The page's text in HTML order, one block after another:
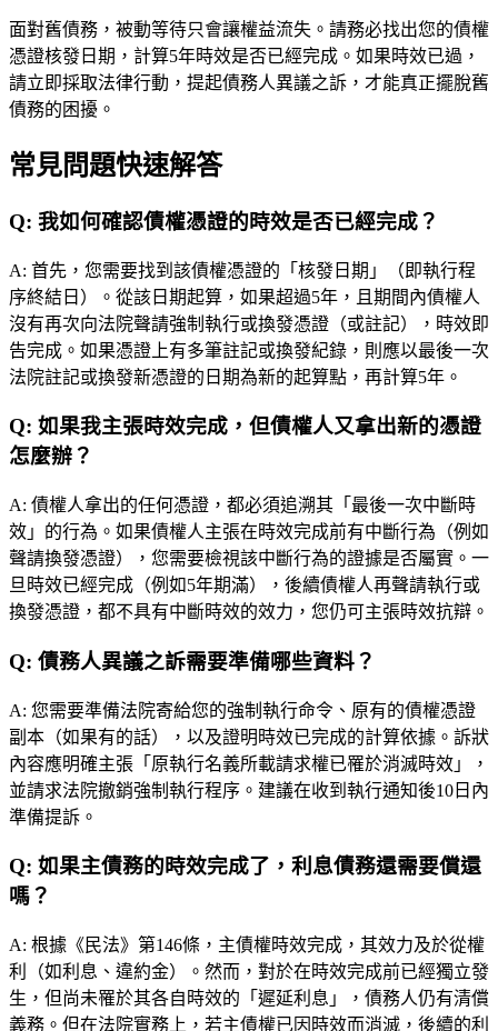
面對舊債務，被動等待只會讓權益流失。請務必找出您的債權
憑證核發日期，計算5年時效是否已經完成。如果時效已過，
請立即採取法律行動，提起債務人異議之訴，才能真正擺脫舊
債務的困擾。
常見問題快速解答
Q: 我如何確認債權憑證的時效是否已經完成？
A: 首先，您需要找到該債權憑證的「核發日期」（即執行程
序終結日）。從該日期起算，如果超過5年，且期間內債權人
沒有再次向法院聲請強制執行或換發憑證（或註記），時效即
告完成。如果憑證上有多筆註記或換發紀錄，則應以最後一次
法院註記或換發新憑證的日期為新的起算點，再計算5年。
Q: 如果我主張時效完成，但債權人又拿出新的憑證
怎麼辦？
A: 債權人拿出的任何憑證，都必須追溯其「最後一次中斷時
效」的行為。如果債權人主張在時效完成前有中斷行為（例如
聲請換發憑證），您需要檢視該中斷行為的證據是否屬實。一
旦時效已經完成（例如5年期滿），後續債權人再聲請執行或
換發憑證，都不具有中斷時效的效力，您仍可主張時效抗辯。
Q: 債務人異議之訴需要準備哪些資料？
A: 您需要準備法院寄給您的強制執行命令、原有的債權憑證
副本（如果有的話），以及證明時效已完成的計算依據。訴狀
內容應明確主張「原執行名義所載請求權已罹於消滅時效」，
並請求法院撤銷強制執行程序。建議在收到執行通知後10日內
準備提訴。
Q: 如果主債務的時效完成了，利息債務還需要償還
嗎？
A: 根據《民法》第146條，主債權時效完成，其效力及於從權
利（如利息、違約金）。然而，對於在時效完成前已經獨立發
生，但尚未罹於其各自時效的「遲延利息」，債務人仍有清償
義務。但在法院實務上，若主債權已因時效而消滅，後續的利